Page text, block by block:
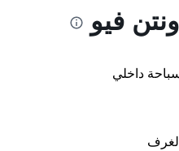
فيو
داخلي